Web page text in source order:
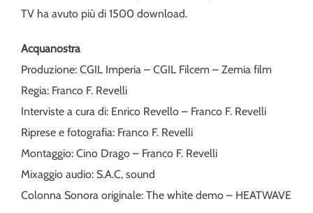
TV ha avuto più di 1500 download.
Acquanostra
Produzione: CGIL Imperia – CGIL Filcem – Zemia film
Regia: Franco F. Revelli
Interviste a cura di: Enrico Revello – Franco F. Revelli
Riprese e fotografia: Franco F. Revelli
Montaggio: Cino Drago – Franco F. Revelli
Mixaggio audio: S.A.C, sound
Colonna Sonora originale: The white demo – HEATWAVE